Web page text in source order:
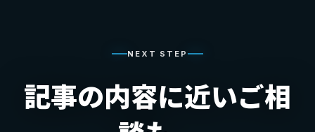
NEXT STEP
記事の内容に近いご相